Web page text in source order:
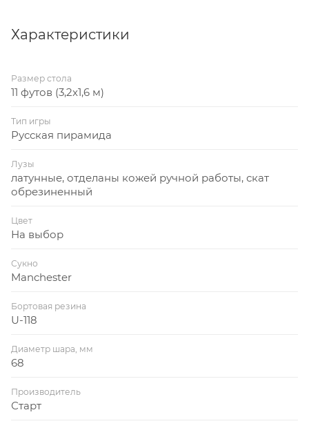
Характеристики
Размер стола
11 футов (3,2x1,6 м)
Тип игры
Русская пирамида
Лузы
латунные, отделаны кожей ручной работы, скат
обрезиненный
Цвет
На выбор
Сукно
Manchester
Бортовая резина
U-118
Диаметр шара, мм
68
Производитель
Старт